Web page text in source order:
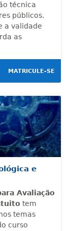
técnica
públicos.
a validade
as
MATRICULE-SE
e
Avaliação
tem
temas
curso